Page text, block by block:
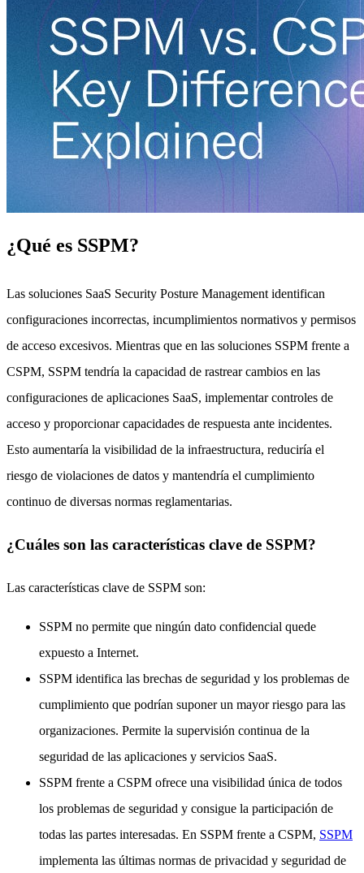
¿Qué es SSPM?
Las soluciones SaaS Security Posture Management identifican
configuraciones incorrectas, incumplimientos normativos y permisos
de acceso excesivos. Mientras que en las soluciones SSPM frente a
CSPM, SSPM tendría la capacidad de rastrear cambios en las
configuraciones de aplicaciones SaaS, implementar controles de
acceso y proporcionar capacidades de respuesta ante incidentes.
Esto aumentaría la visibilidad de la infraestructura, reduciría el
riesgo de violaciones de datos y mantendría el cumplimiento
continuo de diversas normas reglamentarias.
¿Cuáles son las características clave de SSPM?
Las características clave de SSPM son:
SSPM no permite que ningún dato confidencial quede
expuesto a Internet.
SSPM identifica las brechas de seguridad y los problemas de
cumplimiento que podrían suponer un mayor riesgo para las
organizaciones. Permite la supervisión continua de la
seguridad de las aplicaciones y servicios SaaS.
SSPM frente a CSPM ofrece una visibilidad única de todos
los problemas de seguridad y consigue la participación de
todas las partes interesadas. En SSPM frente a CSPM, SSPM
implementa las últimas normas de privacidad y seguridad de